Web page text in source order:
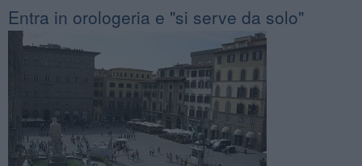
Entra in orologeria e "si serve da solo"